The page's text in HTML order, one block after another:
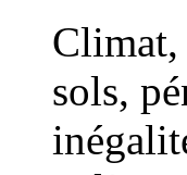
Climat,
sols,